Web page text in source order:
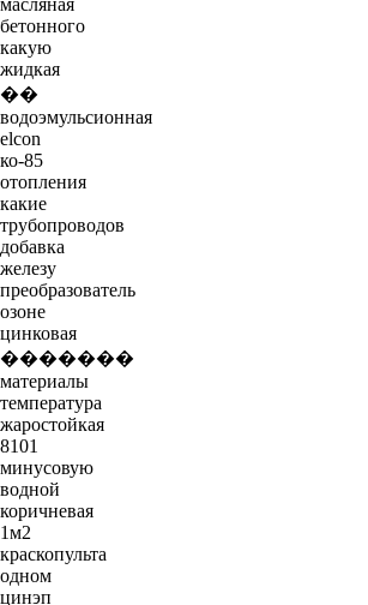
масляная
бетонного
какую
жидкая
��
водоэмульсионная
elcon
ко-85
отопления
какие
трубопроводов
добавка
железу
преобразователь
озоне
цинковая
�������
материалы
температура
жаростойкая
8101
минусовую
водной
коричневая
1м2
краскопульта
одном
цинэп